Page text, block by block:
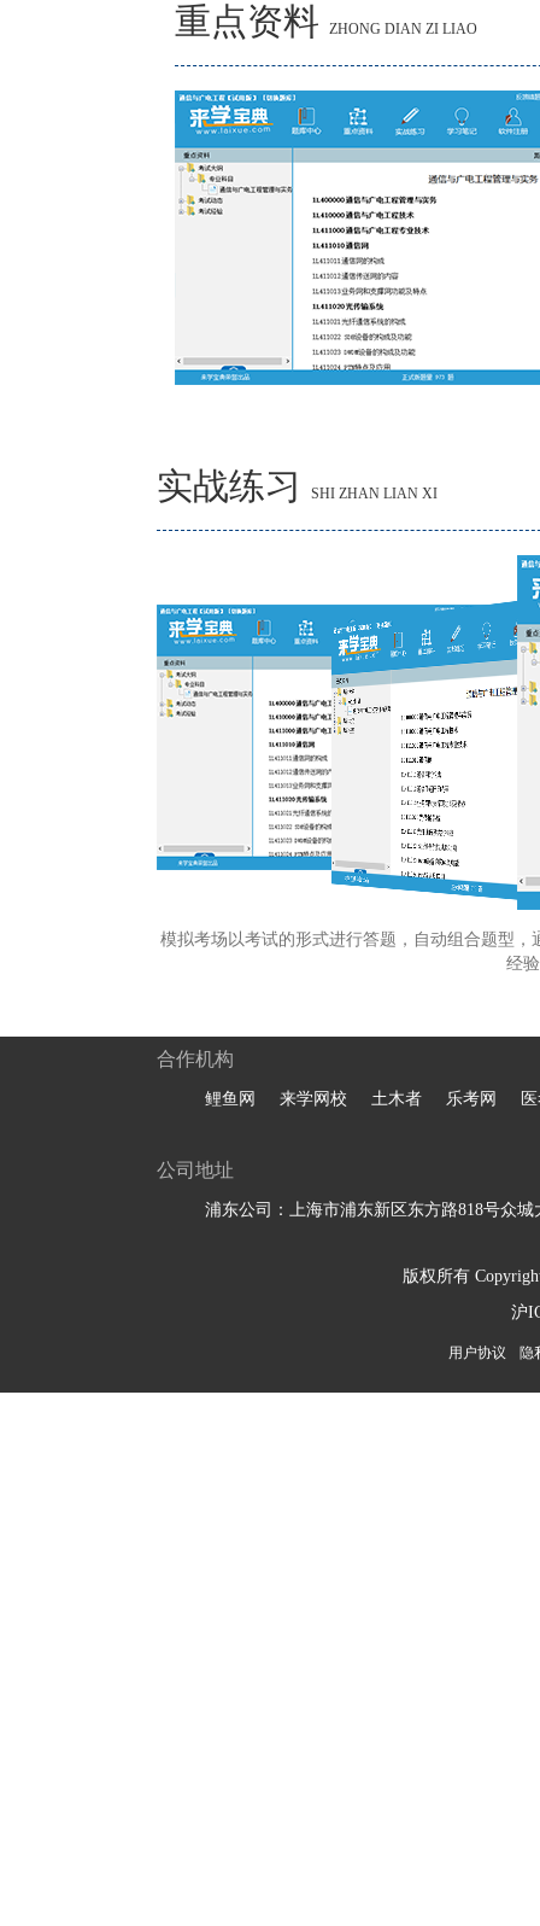
重点资料 ZHONG DIAN ZI LIAO
实战练习 SHI ZHAN LIAN XI
模拟考场以考试的形式进行答题，自动组合题型
经
合作机构
鲤鱼网 来学网校 土木者 乐考网
公司地址
浦东公司：上海市浦东新区东方路818号众城
版权所有
沪
用户协议 隐